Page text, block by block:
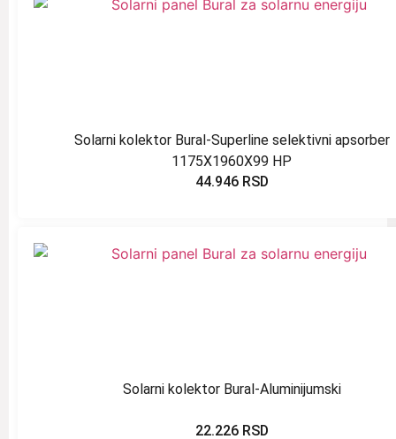
Solarni kolektor Bural-Superline selektivni apsorber
1175X1960X99 HP
44.946 RSD
Solarni kolektor Bural-Aluminijumski
22.226 RSD